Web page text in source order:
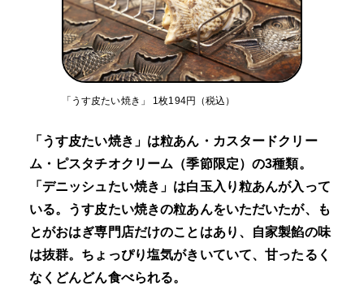
「うす皮たい焼き」 1枚194円（税込）
「うす皮たい焼き」は粒あん・カスタードクリー
ム・ピスタチオクリーム（季節限定）の3種類。
「デニッシュたい焼き」は白玉入り粒あんが入って
いる。うす皮たい焼きの粒あんをいただいたが、も
とがおはぎ専門店だけのことはあり、自家製餡の味
は抜群。ちょっぴり塩気がきいていて、甘ったるく
なくどんどん食べられる。